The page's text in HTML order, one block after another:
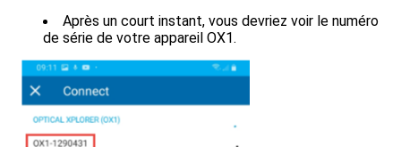
Après un court instant, vous devriez voir le numéro
de série de votre appareil OX1.